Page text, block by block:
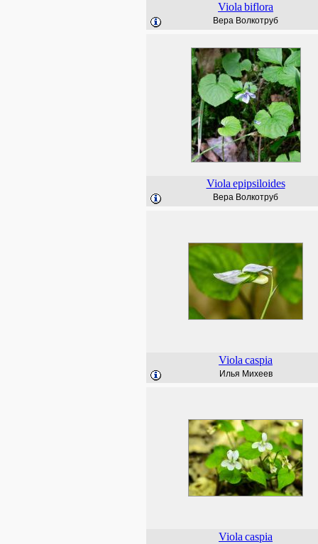
Viola biflora
Вера Волкотруб
Viola epipsiloides
Вера Волкотруб
Viola caspia
Илья Михеев
Viola caspia